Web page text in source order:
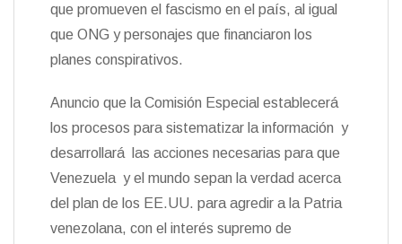
que promueven el fascismo en el país, al igual
que ONG y personajes que financiaron los
planes conspirativos.
Anuncio que la Comisión Especial establecerá
los procesos para sistematizar la información y
desarrollará las acciones necesarias para que
Venezuela y el mundo sepan la verdad acerca
del plan de los EE.UU. para agredir a la Patria
venezolana, con el interés supremo de